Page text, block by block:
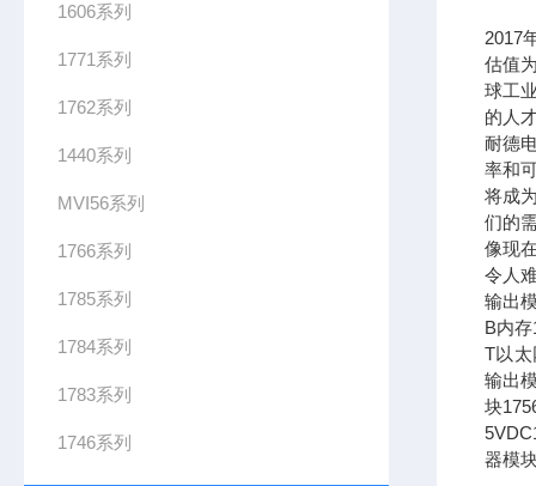
1606系列
1771系列
1762系列
1440系列
MVI56系列
1766系列
1785系列
1784系列
1783系列
1746系列
2017
估值
球工
的人
耐德
率和
将成
们的
像现
令人
输出
B内
T以太
输出
块
器模